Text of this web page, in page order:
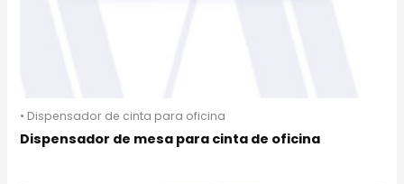
• Dispensador de cinta para oficina
Dispensador de mesa para cinta de oficina